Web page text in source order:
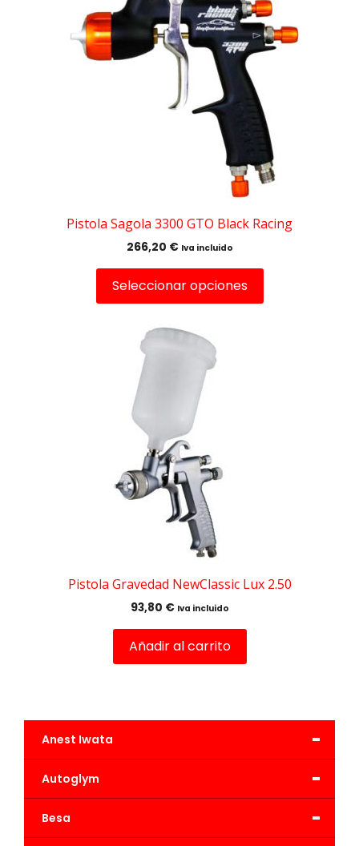
Pistola Sagola 3300 GTO Black Racing
266,20 € Iva incluido
Seleccionar opciones
Pistola Gravedad NewClassic Lux 2.50
93,80 € Iva incluido
Añadir al carrito
-
Anest Iwata
-
Autoglym
-
Besa